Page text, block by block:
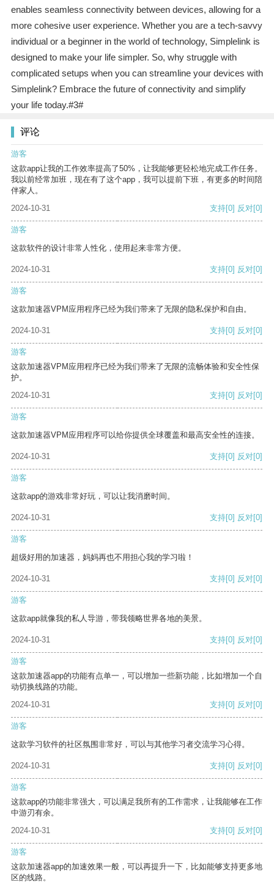
enables seamless connectivity between devices, allowing for a
more cohesive user experience. Whether you are a tech-savvy
individual or a beginner in the world of technology, Simplelink is
designed to make your life simpler. So, why struggle with
complicated setups when you can streamline your devices with
Simplelink? Embrace the future of connectivity and simplify
your life today.#3#
评论
游客
这款app让我的工作效率提高了50%，让我能够更轻松地完成工作任务。
我以前经常加班，现在有了这个app，我可以提前下班，有更多的时间陪
伴家人。
2024-10-31
支持[0] 反对[0]
游客
这款软件的设计非常人性化，使用起来非常方便。
2024-10-31 支持[0] 反对[0]
游客
这款加速器VPM应用程序已经为我们带来了无限的隐私保护和自由。
2024-10-31 支持[0] 反对[0]
游客
这款加速器VPM应用程序已经为我们带来了无限的流畅体验和安全性保
护。
2024-10-31
支持[0] 反对[0]
游客
这款加速器VPM应用程序可以给你提供全球覆盖和最高安全性的连接。
2024-10-31 支持[0] 反对[0]
游客
这款app的游戏非常好玩，可以让我消磨时间。
2024-10-31 支持[0] 反对[0]
游客
超级好用的加速器，妈妈再也不用担心我的学习啦！
2024-10-31 支持[0] 反对[0]
游客
这款app就像我的私人导游，带我领略世界各地的美景。
2024-10-31 支持[0] 反对[0]
游客
这款加速器app的功能有点单一，可以增加一些新功能，比如增加一个自
动切换线路的功能。
2024-10-31
支持[0] 反对[0]
游客
这款学习软件的社区氛围非常好，可以与其他学习者交流学习心得。
2024-10-31 支持[0] 反对[0]
游客
这款app的功能非常强大，可以满足我所有的工作需求，让我能够在工作
中游刃有余。
2024-10-31
支持[0] 反对[0]
游客
这款加速器app的加速效果一般，可以再提升一下，比如能够支持更多地
区的线路。